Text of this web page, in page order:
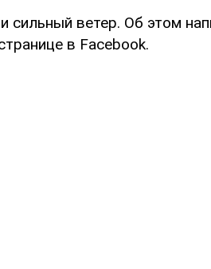
сильный ветер. Об этом
в Facebook.